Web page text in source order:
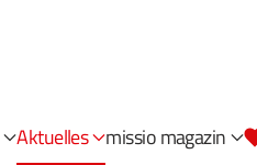
Aktuelles missio magazin